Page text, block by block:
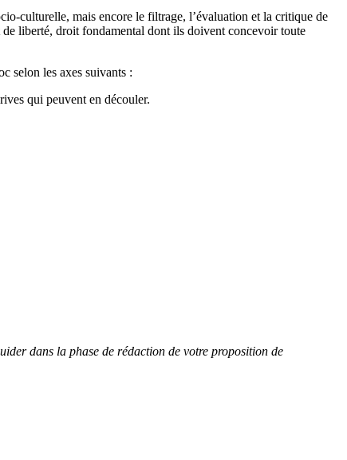
culturelle, mais encore le filtrage, l’évaluation et la critique de
de liberté, droit fondamental dont ils doivent concevoir toute
selon les axes suivants :
qui peuvent en découler.
dans la phase de rédaction de votre proposition de